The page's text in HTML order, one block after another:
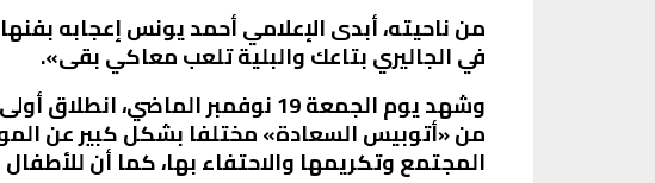
من ناحيته، أبدى الإعلامي أحمد يونس إعجابه
في الجاليري بتاعك والبلية تلعب معاكي بقى».
وشهد يوم الجمعة 19 نوفمبر
من «أتوبيس السعادة» مختلفا بشكل كبير عن
المجتمع وتكريمها والاحتفاء بها، كما أن للأطفال